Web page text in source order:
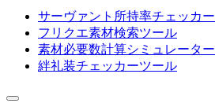
サーヴァント所持率チェッカー
フリクエ素材検索ツール
素材必要数計算シミュレーター
絆礼装チェッカーツール